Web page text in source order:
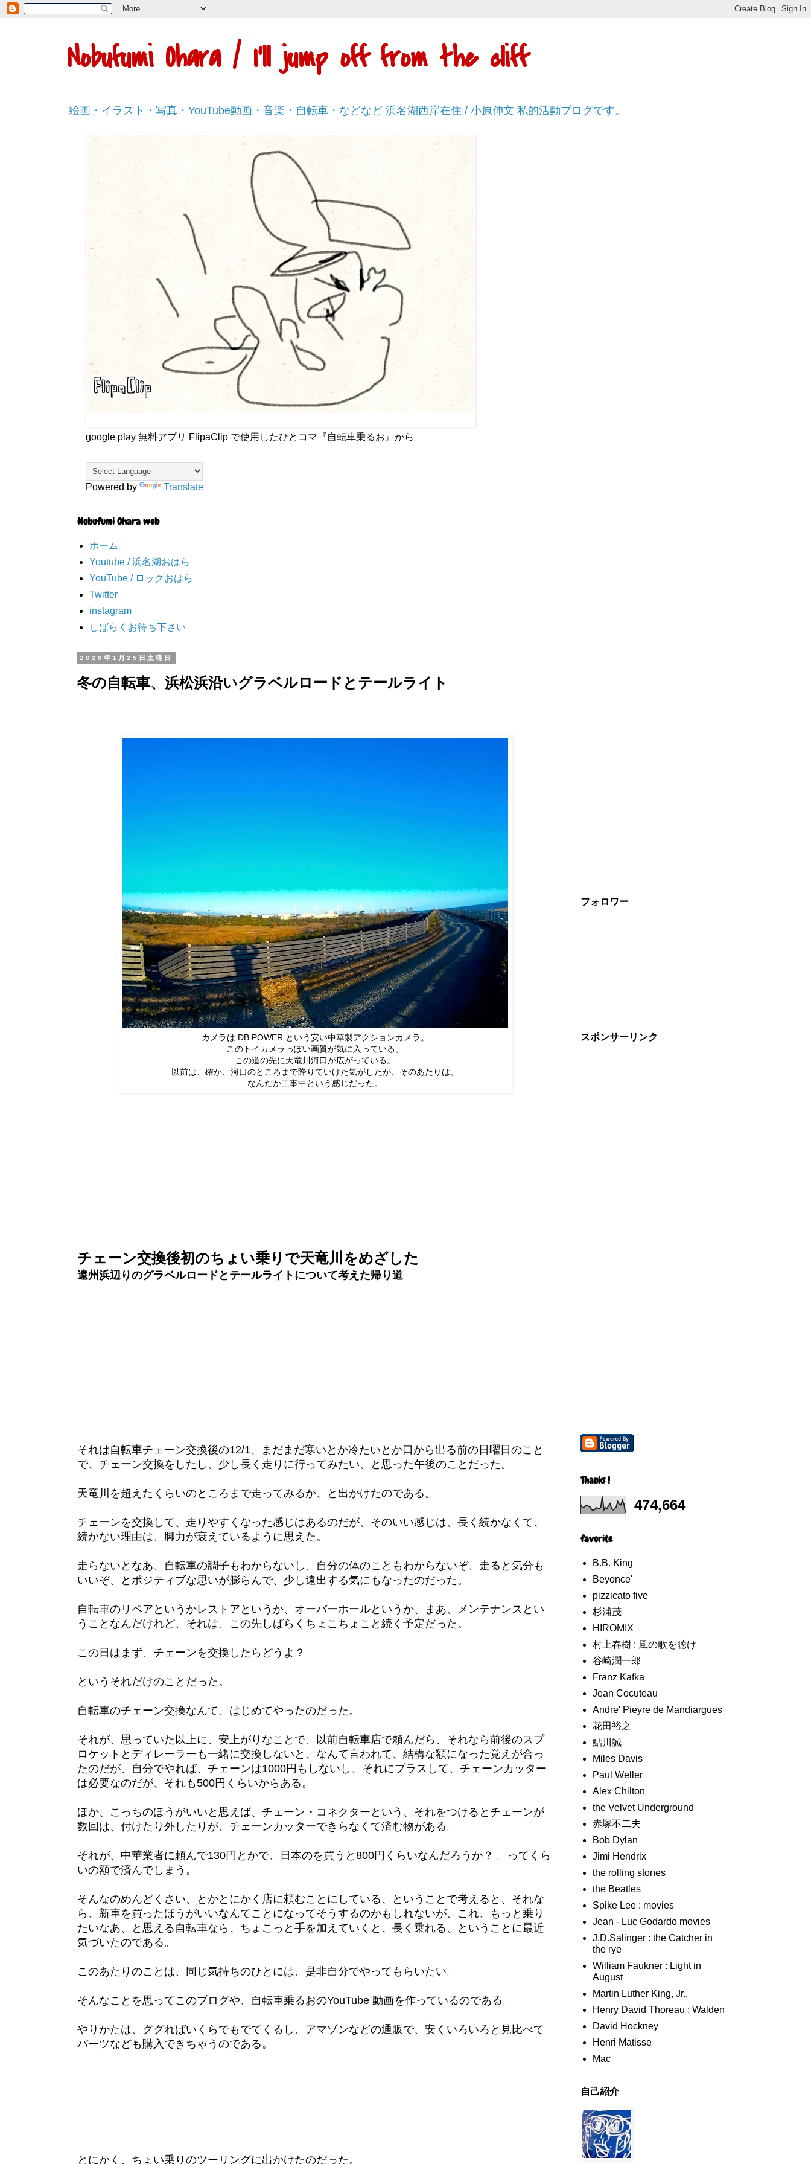
Nobufumi Ohara / I'll jump off from the cliff
絵画・イラスト・写真・YouTube動画・音楽・自転車・などなど 浜名湖西岸在住 / 小原伸文 私的活動ブログです。
google play 無料アプリ FlipaClip で使用したひとコマ『自転車乗るお』から
Powered by Translate
Nobufumi Ohara web
ホーム
Youtube / 浜名湖おはら
YouTube / ロックおはら
Twitter
instagram
しばらくお待ち下さい
2020年1月25日土曜日
冬の自転車、浜松浜沿いグラベルロードとテールライト
カメラは DB POWER という安い中華製アクションカメラ。
このトイカメラっぽい画質が気に入っている。
この道の先に天竜川河口が広がっている。
以前は、確か、河口のところまで降りていけた気がしたが、そのあたりは、
なんだか工事中という感じだった。
チェーン交換後初のちょい乗りで天竜川をめざした
遠州浜辺りのグラベルロードとテールライトについて考えた帰り道
それは自転車チェーン交換後の12/1、まだまだ寒いとか冷たいとか口から出る前の日曜日のこと
で、チェーン交換をしたし、少し長く走りに行ってみたい、と思った午後のことだった。
天竜川を超えたくらいのところまで走ってみるか、と出かけたのである。
チェーンを交換して、走りやすくなった感じはあるのだが、そのいい感じは、長く続かなくて、
続かない理由は、脚力が衰えているように思えた。
走らないとなあ、自転車の調子もわからないし、自分の体のこともわからないぞ、走ると気分も
いいぞ、とポジティブな思いが膨らんで、少し遠出する気にもなったのだった。
自転車のリペアというかレストアというか、オーバーホールというか、まあ、メンテナンスとい
うことなんだけれど、それは、この先しばらくちょこちょこと続く予定だった。
この日はまず、チェーンを交換したらどうよ？
というそれだけのことだった。
自転車のチェーン交換なんて、はじめてやったのだった。
それが、思っていた以上に、安上がりなことで、以前自転車店で頼んだら、それなら前後のスプ
ロケットとディレーラーも一緒に交換しないと、なんて言われて、結構な額になった覚えが合っ
たのだが、自分でやれば、チェーンは1000円もしないし、それにプラスして、チェーンカッター
は必要なのだが、それも500円くらいからある。
ほか、こっちのほうがいいと思えば、チェーン・コネクターという、それをつけるとチェーンが
数回は、付けたり外したりが、チェーンカッターできらなくて済む物がある。
それが、中華業者に頼んで130円とかで、日本のを買うと800円くらいなんだろうか？ 。ってくら
いの額で済んでしまう。
そんなのめんどくさい、とかとにかく店に頼むことにしている、ということで考えると、それな
ら、新車を買ったほうがいいなんてことになってそうするのかもしれないが、これ、もっと乗り
たいなあ、と思える自転車なら、ちょこっと手を加えていくと、長く乗れる、ということに最近
気づいたのである。
このあたりのことは、同じ気持ちのひとには、是非自分でやってもらいたい。
そんなことを思ってこのブログや、自転車乗るおのYouTube 動画を作っているのである。
やりかたは、ググればいくらでもでてくるし、アマゾンなどの通販で、安くいろいろと見比べて
パーツなども購入できちゃうのである。
とにかく、ちょい乗りのツーリングに出かけたのだった。
フォロワー
スポンサーリンク
Thanks !
474,664
favorite
B.B. King
Beyonce'
pizzicato five
杉浦茂
HIROMIX
村上春樹 : 風の歌を聴け
谷崎潤一郎
Franz Kafka
Jean Cocuteau
Andre' Pieyre de Mandiargues
花田裕之
鮎川誠
Miles Davis
Paul Weller
Alex Chilton
the Velvet Underground
赤塚不二夫
Bob Dylan
Jimi Hendrix
the rolling stones
the Beatles
Spike Lee : movies
Jean - Luc Godardo movies
J.D.Salinger : the Catcher in
the rye
William Faukner : Light in
August
Martin Luther King, Jr.,
Henry David Thoreau : Walden
David Hockney
Henri Matisse
Mac
自己紹介